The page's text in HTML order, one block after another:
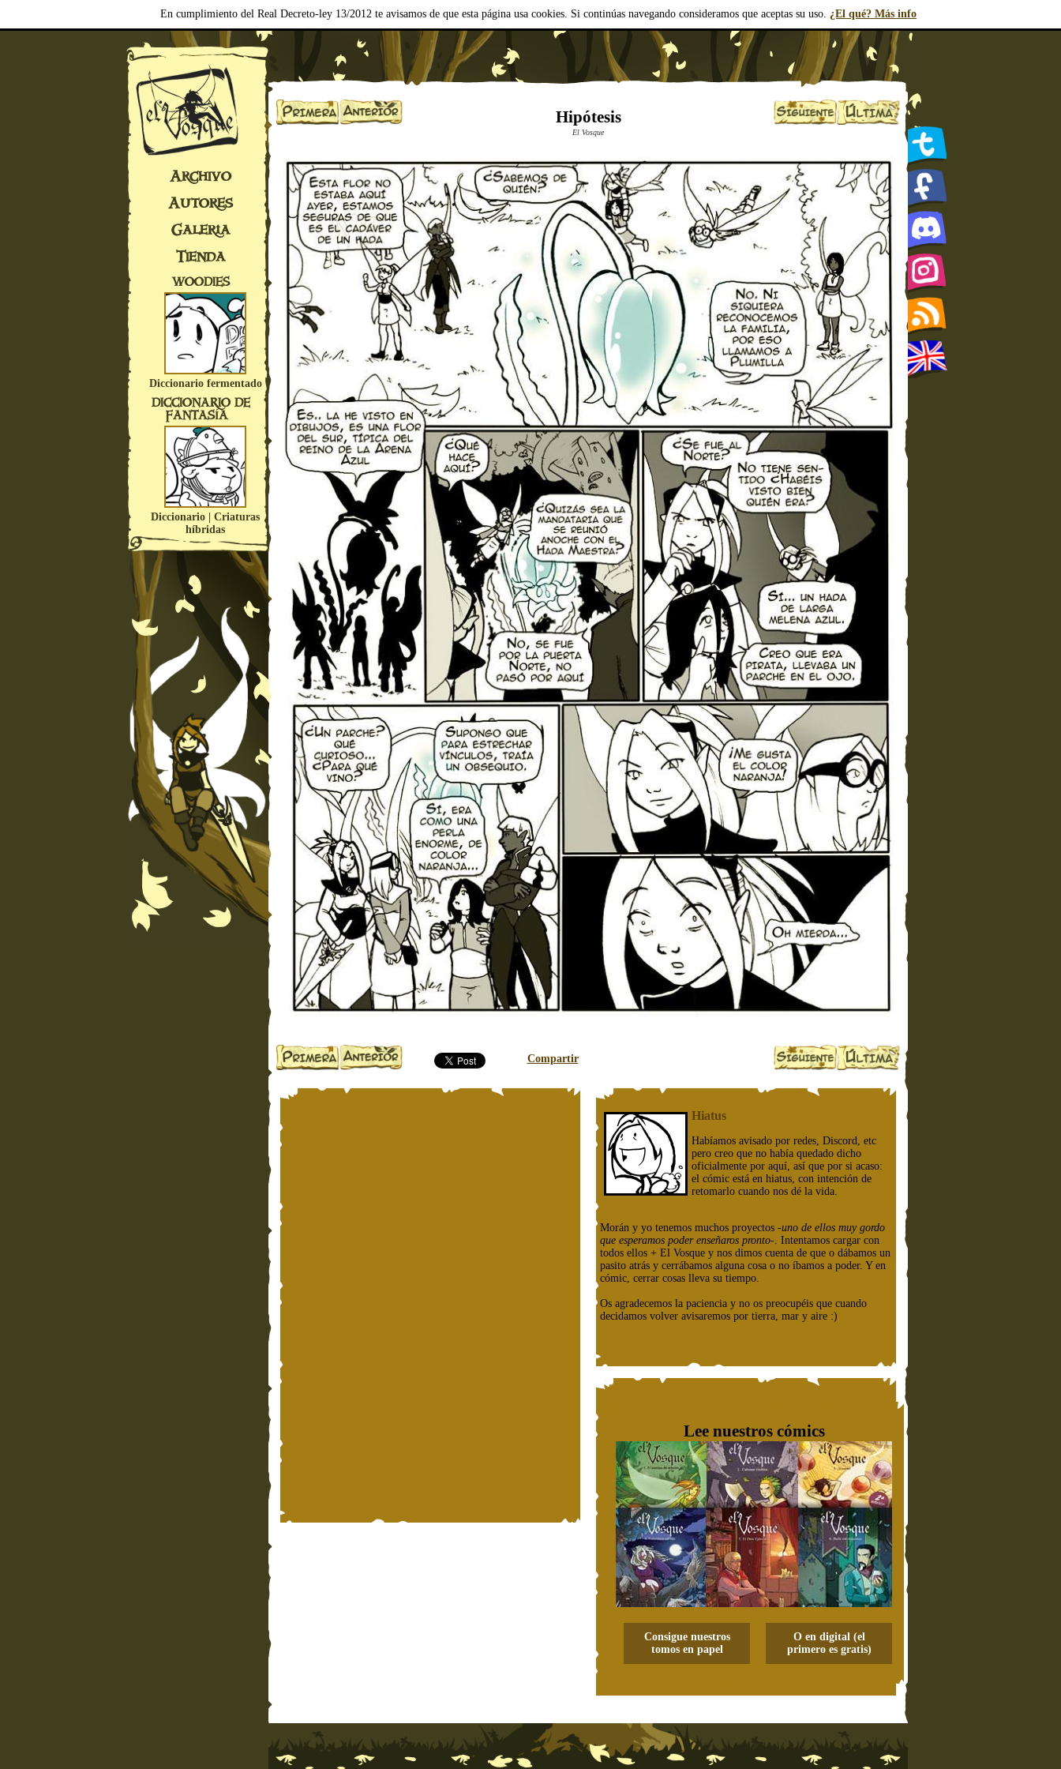
En cumplimiento del Real Decreto-ley 13/2012 te avisamos de que esta página usa cookies. Si continúas navegando consideramos que aceptas su uso. ¿El qué? Más info
Archivo
Autores
Galería
Tienda
WOODIES
Diccionario fermentado
DICCIONARIO DE
FANTASÍA
Diccionario | Criaturas
híbridas
Hipótesis
El Vosque
Compartir
Hiatus
Habíamos avisado por redes, Discord, etc
pero creo que no había quedado dicho
oficialmente por aquí, así que por si acaso:
el cómic está en hiatus, con intención de
retomarlo cuando nos dé la vida.
Morán y yo tenemos muchos proyectos -uno de ellos muy gordo
que esperamos poder enseñaros pronto- . Intentamos cargar con
todos ellos + El Vosque y nos dimos cuenta de que o dábamos un
pasito atrás y cerrábamos alguna cosa o no íbamos a poder. Y en
cómic, cerrar cosas lleva su tiempo.
Os agradecemos la paciencia y no os preocupéis que cuando
decidamos volver avisaremos por tierra, mar y aire :)
Lee nuestros cómics
Consigue nuestros
tomos en papel
O en digital (el
primero es gratis)